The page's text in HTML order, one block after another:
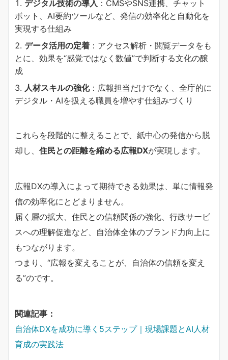
デジタル技術の導入 ：CMSやSNS連携、チャット
ボット、AI要約ツールなど、発信の効率化と自動化を
実現する仕組み
データ活用の定着 ：アクセス解析・閲覧データをも
とに、効果を“感覚ではなく数値”で判断する文化の醸
成
人材スキルの強化：広報担当だけでなく、全庁的に
デジタル・AIを扱える職員を増やす仕組みづくり
これらを段階的に整えることで、紙中心の発信から脱
却し、 住民との距離を縮める広報DXが実現します。
広報DXの導入によって期待できる効果は、単に情報発
信の効率化にとどまりません。
届く層の拡大、住民との信頼関係の強化、行政サービ
スへの理解促進など、自治体全体のブランド力向上に
もつながります。
つまり、“広報を変えることが、自治体の信頼を変え
る”のです。
関連記事：
自治体DXを成功に導く5ステップ｜現場課題とAI人材
育成の実践法